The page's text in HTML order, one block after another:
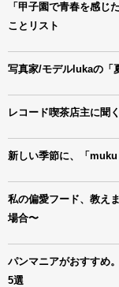
「甲子園で青春を感じ
ことリスト
写真家/モデルlukaの「
レコード喫茶店主に聞
新しい季節に、「muku
私の偏愛フード、教え
場合〜
パンマニアがおすすめ
5選